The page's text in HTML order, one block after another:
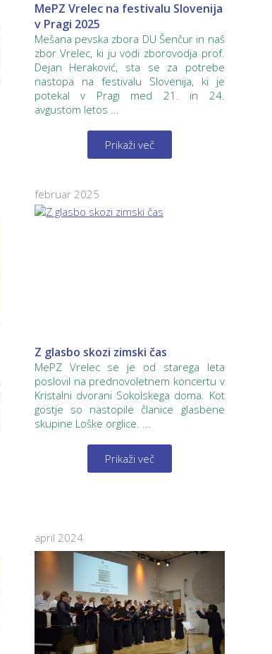
MePZ Vrelec na festivalu Slovenija
v Pragi 2025
Mešana pevska zbora DU Šenčur in naš
zbor Vrelec, ki ju vodi zborovodja prof.
Dejan Heraković, sta se za potrebe
nastopa na festivalu Slovenija, ki je
potekal v Pragi med 21. in 24.
avgustom letos ...
Prikaži več
februar 2025
Z glasbo skozi zimski čas
MePZ Vrelec se je od starega leta
poslovil na prednovoletnem koncertu v
Kristalni dvorani Sokolskega doma. Kot
gostje so nastopile članice glasbene
skupine Loške orglice. ...
Prikaži več
april 2024